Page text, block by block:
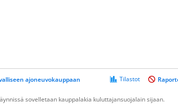
ajoneuvokauppaan Tilastot
sovelletaan kauppalakia kuluttajansuojalain sijaan.